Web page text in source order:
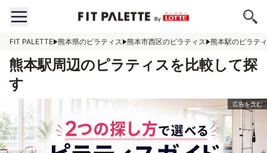
FIT PALETTE 熊本県のピラティス 熊本市西区のピラティス 熊本駅のピラテ
熊本駅周辺のピラティスを比較して探
す